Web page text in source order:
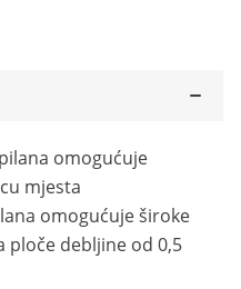
omogućuje
mjesta
omogućuje široke
ploče debljine od 0,5